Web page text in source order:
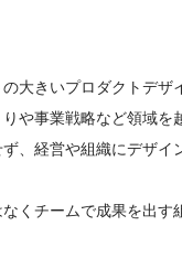
大きいプロダクトデザ
や事業戦略など領域を
、経営や組織にデザイ
くチームで成果を出す